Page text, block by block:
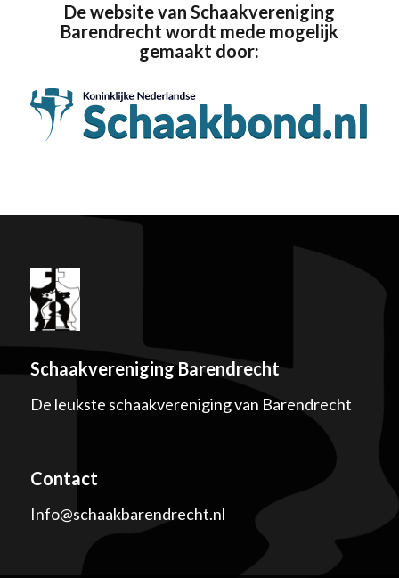
De website van Schaakvereniging
Barendrecht wordt mede mogelijk
gemaakt door:
Schaakvereniging Barendrecht
De leukste schaakvereniging van Barendrecht
Contact
Info@schaakbarendrecht.nl